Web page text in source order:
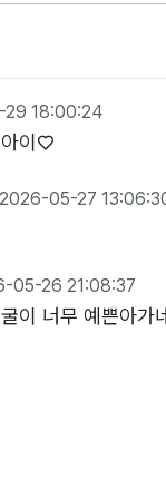
18:00:24
아이♡
2026-05-27
05-26 21:08:37
이 너무 예쁜아가